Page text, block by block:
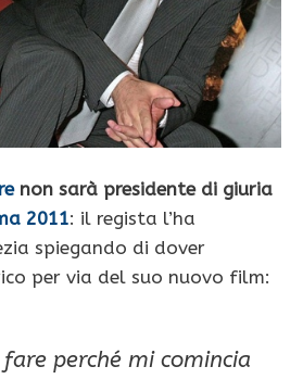
non sarà presidente di giuria
2011: il regista l’ha
spiegando di dover
per via del suo nuovo film:
perché mi comincia